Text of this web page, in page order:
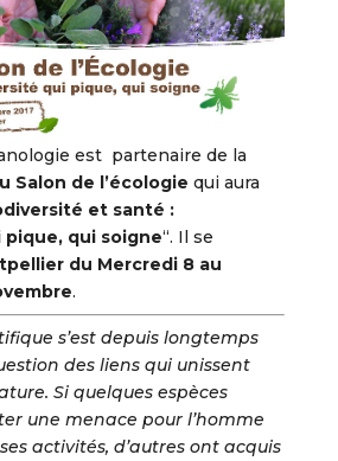
est partenaire de la
Salon de l’écologie qui aura
et santé :
qui soigne“. Il se
du Mercredi 8 au
.
s’est depuis longtemps
des liens qui unissent
Si quelques espèces
une menace pour l’homme
activités, d’autres ont acquis